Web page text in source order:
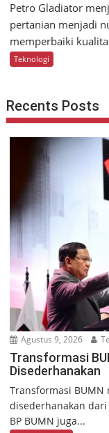
Petro Gladiator
pertanian menjadi
memperbaiki
Teknologi
Recents Posts
Agustus 9, 2026
Transformasi
Disederhanakan
Transformasi
disederhanakan
BP BUMN juga...